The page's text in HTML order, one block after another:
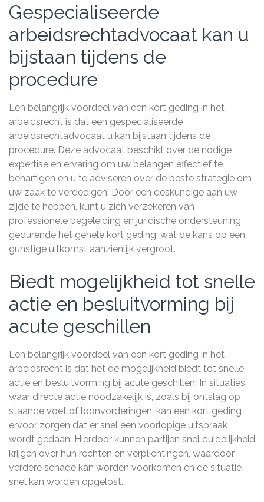
Gespecialiseerde
arbeidsrechtadvocaat kan u
bijstaan tijdens de
procedure
Een belangrijk voordeel van een kort geding in het
arbeidsrecht is dat een gespecialiseerde
arbeidsrechtadvocaat u kan bijstaan tijdens de
procedure. Deze advocaat beschikt over de nodige
expertise en ervaring om uw belangen effectief te
behartigen en u te adviseren over de beste strategie om
uw zaak te verdedigen. Door een deskundige aan uw
zijde te hebben, kunt u zich verzekeren van
professionele begeleiding en juridische ondersteuning
gedurende het gehele kort geding, wat de kans op een
gunstige uitkomst aanzienlijk vergroot.
Biedt mogelijkheid tot snelle
actie en besluitvorming bij
acute geschillen
Een belangrijk voordeel van een kort geding in het
arbeidsrecht is dat het de mogelijkheid biedt tot snelle
actie en besluitvorming bij acute geschillen. In situaties
waar directe actie noodzakelijk is, zoals bij ontslag op
staande voet of loonvorderingen, kan een kort geding
ervoor zorgen dat er snel een voorlopige uitspraak
wordt gedaan. Hierdoor kunnen partijen snel duidelijkheid
krijgen over hun rechten en verplichtingen, waardoor
verdere schade kan worden voorkomen en de situatie
snel kan worden opgelost.